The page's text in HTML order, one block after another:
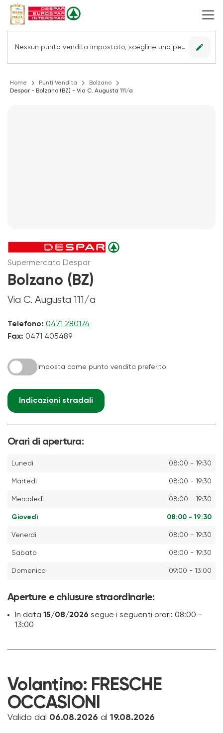
Nessun punto vendita impostato, scegline uno per vedere le offerte. edit
Home Punti Vendita
Bolzano
Despar - Bolzano (BZ) - Via C. Augusta 111/a
Supermercato Despar
Bolzano (BZ)
Via C. Augusta 111/a
Telefono: 0471 280174
Fax: 0471 405489
Imposta come punto vendita preferito
Indicazioni stradali
Orari di apertura:
Lunedì 08:00 - 19:30
Martedì 08:00 - 19:30
Mercoledì 08:00 - 19:30
Giovedì 08:00 - 19:30
Venerdì 08:00 - 19:30
Sabato 08:00 - 19:30
Domenica 09:00 - 13:00
Aperture e chiusure straordinarie:
In data 15/08/2026 segue i seguenti orari: 08:00 -
13:00
Volantino: FRESCHE
OCCASIONI
Valido dal 06.08.2026 al 19.08.2026